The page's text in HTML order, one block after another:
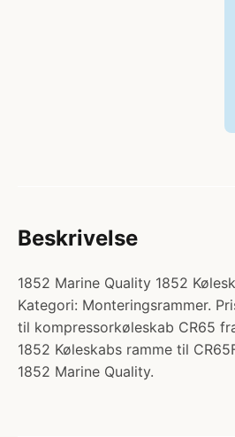
Beskrivelse
1852 Marine Quality 1852
Kategori: Monteringsrammer.
til kompressorkøleskab CR65
1852 Køleskabs ramme til
1852 Marine Quality.